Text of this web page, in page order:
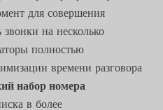
для совершения
на несколько
полностью
времени разговора
набор номера
в более